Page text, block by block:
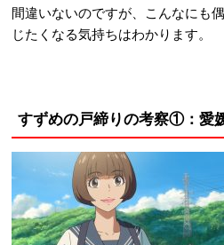
間違いないのですが、こんなにも
じたくなる気持ちはわかります。
すずめの戸締りの考察①：愛